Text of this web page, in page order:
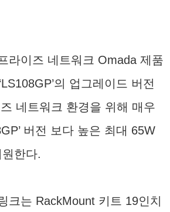
라이즈 네트워크 Omada 제품
의 업그레이드 버전
네트워크 환경을 위해 매우
버전 보다 높은 최대 65W
한다.
크는 RackMount 키트 19인치